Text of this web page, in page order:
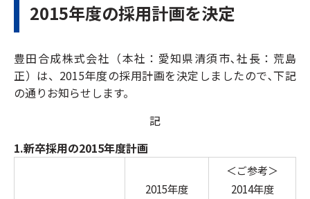
2015年度の採用計画を決定
豊田合成株式会社（本社：愛知県清須市､社長：荒島
正）は、2015年度の採用計画を決定しましたので､下記
の通りお知らせします。
記
1.新卒採用の2015年度計画
2015年度
＜ご参考＞
2014年度